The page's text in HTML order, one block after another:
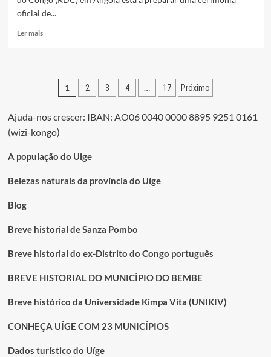
oficial de...
Ler maisLeia
DEMOCRTÁTICA
HOMENAGEM
AO
SAM
Paginação
conteúdos
1 2 3 4 … 17 Próximo
Ajuda-nos crescer: IBAN: AO06 0040 0000 8895 9251 0161
(wizi-kongo)
A população do Uige
Belezas naturais da província do Uíge
Blog
Breve historial de Sanza Pombo
Breve historial do ex-Distrito do Congo português
BREVE HISTORIAL DO MUNICÍPIO DO BEMBE
Breve histórico da Universidade Kimpa Vita (UNIKIV)
CONHEÇA UÍGE COM 23 MUNICÍPIOS
Dados turístico do Uíge